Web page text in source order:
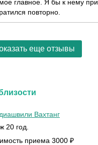
главное. Я бы к нему при
повторно.
еще отзывы
Вахтанг
20 год.
приема 3000 ₽